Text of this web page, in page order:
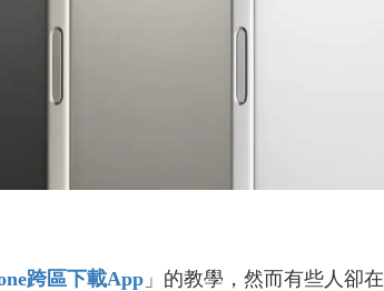
跨區下載App 」的教學，然而有些人卻